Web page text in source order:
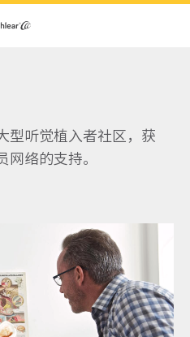
型听觉植入者社区，获
络的支持。